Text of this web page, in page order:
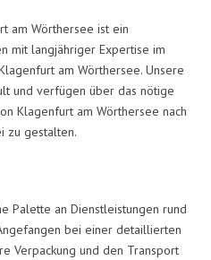
am Wörthersee ist ein
mit langjähriger Expertise im
am Wörthersee. Unsere
und verfügen über das nötige
Klagenfurt am Wörthersee nach
zu gestalten.
Palette an Dienstleistungen rund
bei einer detaillierten
Verpackung und den Transport